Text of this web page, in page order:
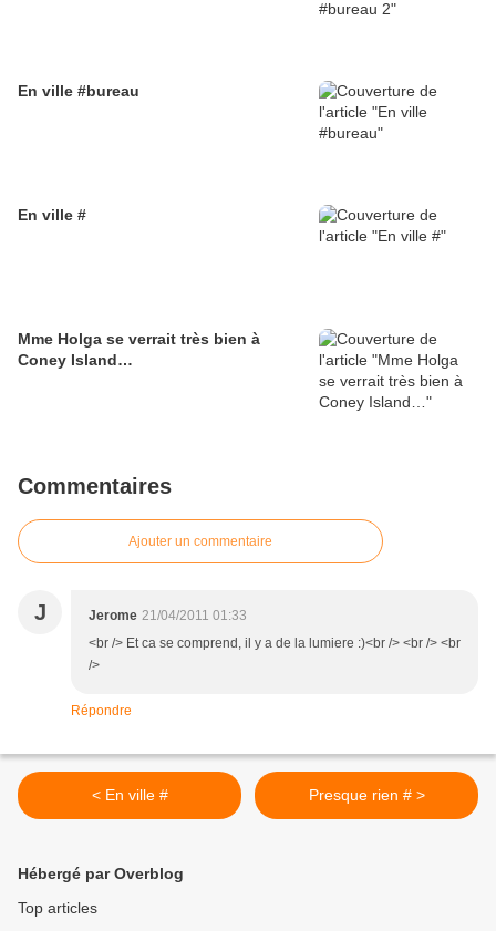
En ville #bureau
En ville #
Mme Holga se verrait très bien à
Coney Island…
Commentaires
Ajouter un commentaire
J Jerome 21/04/2011 01:33
<br /> Et ca se comprend, il y a de la lumiere :)<br /> <br /> <br
/>
Répondre
< En ville # Presque rien # >
Hébergé par Overblog
Top articles